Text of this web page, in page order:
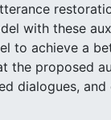
with these
to achieve a
the proposed
dialogues, and